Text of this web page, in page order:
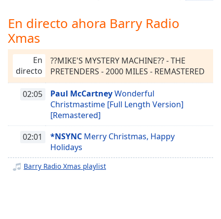
Time-
1x
Rate
Chapters
Chapters
Descriptions
descriptions
off,
selected
En directo ahora Barry Radio
Xmas
En
directo
??MIKE'S MYSTERY MACHINE?? - THE
PRETENDERS - 2000 MILES - REMASTERED
02:05 Paul McCartneyWonderful
Christmastime [Full Length Version]
[Remastered]
02:01 *NSYNC Merry Christmas, Happy
Holidays
Barry Radio Xmas playlist